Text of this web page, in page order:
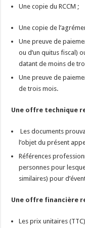
Une copie du RCCM ;
Une copie de
Une preuve de
ou d’un quitus fiscal)
datant de moins de
Une preuve de
de trois mois.
Une offre technique
Les documents
l’objet du présent
Références
personnes pour
similaires) pour
Une offre financière
Les prix unitaires